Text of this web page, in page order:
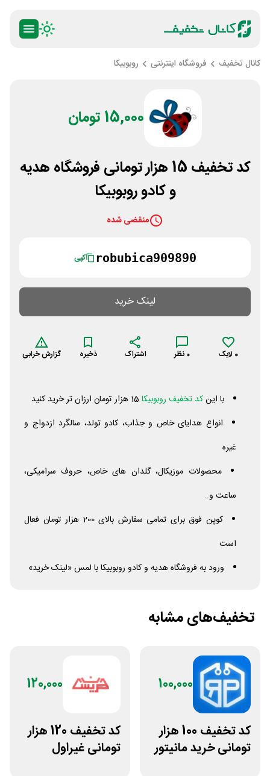
کانال تخفیف فروشگاه اینترنتی روبوبیکا
15,000 تومان
کد تخفیف 15 هزار تومانی فروشگاه هدیه
و کادو روبوبیکا
منقضی شده
robubica909890 کپی
لینک خرید
0 لایک 0 نظر اشتراک ذخیره گزارش خرابی
با اینکد تخفیف روبوبیکا
انواع هدایای خاص و جذاب، کادو تولد، سالگرد ازدواج و
غیره
محصولات موزیکال، گلدان های خاص، حروف سرامیکی،
ساعت و..
کوپن فوق برای تمامی سفارش بالای 200 هزار تومان فعال
است
ورود به فروشگاه هدیه و کادو روبوبیکا با لمس «لینک خرید»
تخفیف‌های مشابه
100,000
کد تخفیف 100 هزار
تومانی خرید مانیتور
120,000
کد تخفیف 120 هزار
تومانی غیراول